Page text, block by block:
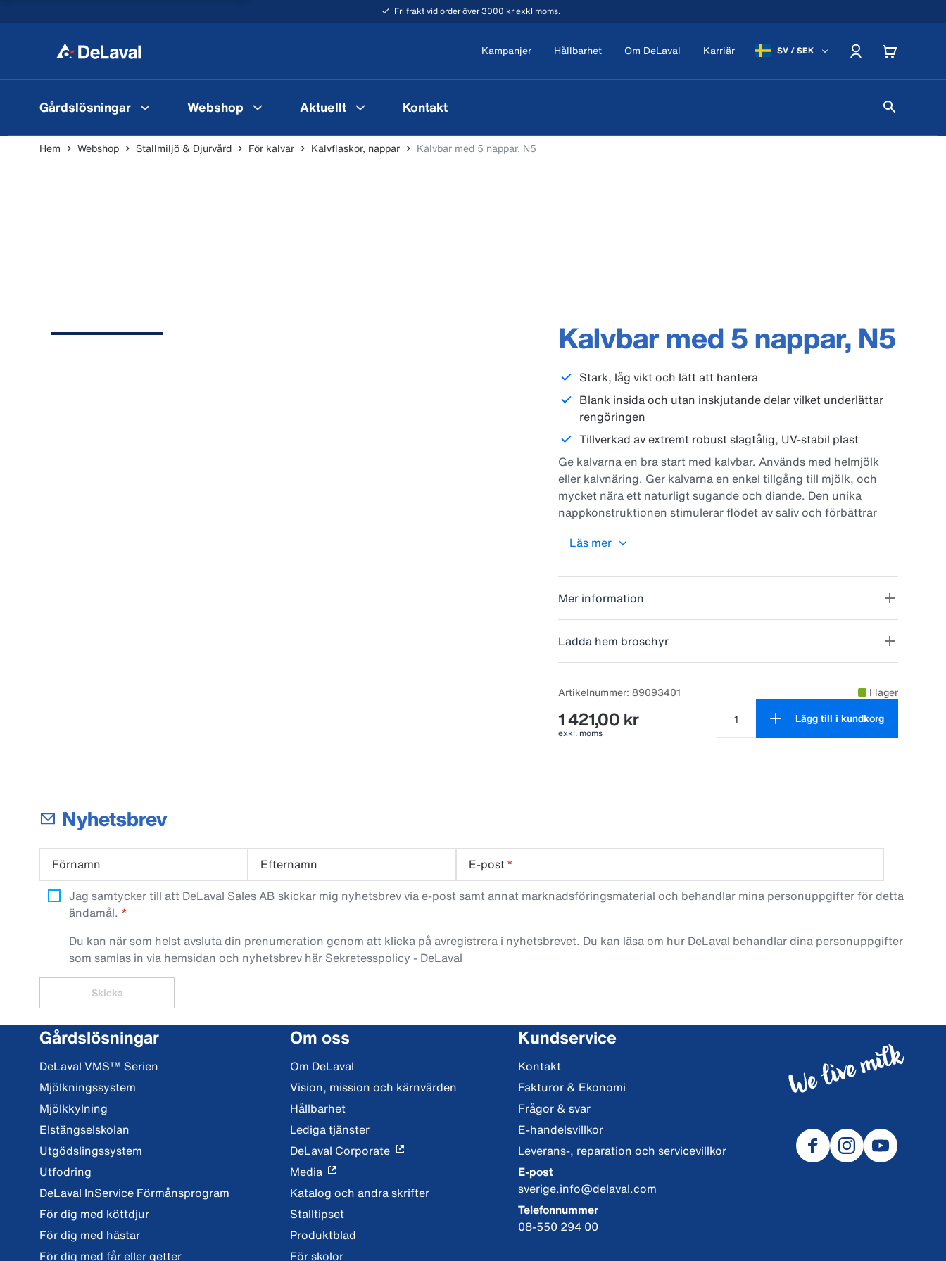
Fri frakt vid order över 3000 kr exkl moms.
Kampanjer Hållbarhet Om DeLaval Karriär SV / SEK
Gårdslösningar Webshop Aktuellt Kontakt
Hem Webshop Stallmiljö & Djurvård För kalvar Kalvflaskor, nappar Kalvbar med 5 nappar, N5
Kalvbar med 5 nappar, N5
Stark, låg vikt och lätt att hantera
Blank insida och utan inskjutande delar vilket underlättar
rengöringen
Tillverkad av extremt robust slagtålig, UV-stabil plast
Ge kalvarna en bra start med kalvbar. Används med helmjölk
eller kalvnäring. Ger kalvarna en enkel tillgång till mjölk, och
mycket nära ett naturligt sugande och diande. Den unika
nappkonstruktionen stimulerar flödet av saliv och förbättrar
Fördelar: lätt att rengöra för bibehållen god hygien, blank
rundade kanter och mjuka hörn för säkerhet och enke
lrengöring. Stark, låg vikt och lätt att hantera.
Tillverkad av extremt robust, slagtålig, UV- stabil polyeten.
Starka fästen i galvaniserat stål. Kan hängas på tråd, rör och
räls. Specialnapp som ger kalven rätt flöde och ett naturligt
Läs mer
Mer information
Ladda hem broschyr
Artikelnummer: 89093401 I lager
1 421,00 kr
exkl. moms
Lägg till i kundkorg
Nyhetsbrev
Förnamn Efternamn E-post*
Jag samtycker till att DeLaval Sales AB skickar mig nyhetsbrev via e-post samt annat marknadsföringsmaterial och behandlar mina personuppgifter för detta
ändamål.
Du kan när som helst avsluta din prenumeration genom att klicka på avregistrera i nyhetsbrevet. Du kan läsa om hur DeLaval behandlar dina personuppgifter
som samlas in via hemsidan och nyhetsbrev här Sekretesspolicy - DeLaval
Skicka
Gårdslösningar
DeLaval VMS™ Serien
Mjölkningssystem
Mjölkkylning
Elstängselskolan
Utgödslingssystem
Utfodring
DeLaval InService Förmånsprogram
För dig med köttdjur
För dig med hästar
För dig med får eller getter
Om oss
Om DeLaval
Vision, mission och kärnvärden
Hållbarhet
Lediga tjänster
DeLaval Corporate
Media
Katalog och andra skrifter
Stalltipset
Produktblad
För skolor
Kundservice
Kontakt
Fakturor & Ekonomi
Frågor & svar
E-handelsvillkor
Leverans-, reparation och servicevillkor
E-post
sverige.info@delaval.com
Telefonnummer
08-550 294 00